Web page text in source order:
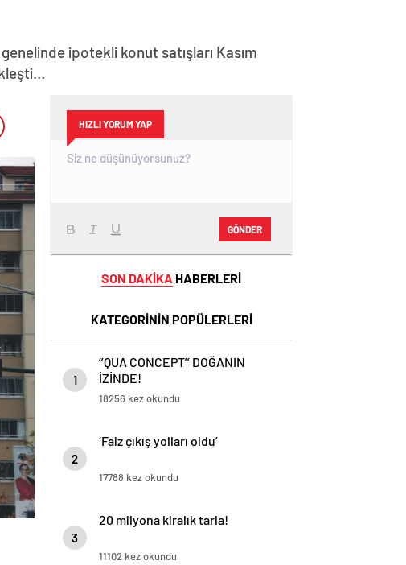
ipotekli konut satışları Kasım
HIZLI YORUM YAP
GÖNDER
SON DAKİKA HABERLERİ
KATEGORİNİN POPÜLERLERİ
1
‘’QUA CONCEPT’’ DOĞANIN
İZİNDE!
18256 kez okundu
2
‘Faiz çıkış yolları oldu’
17788 kez okundu
3
20 milyona kiralık tarla!
11102 kez okundu